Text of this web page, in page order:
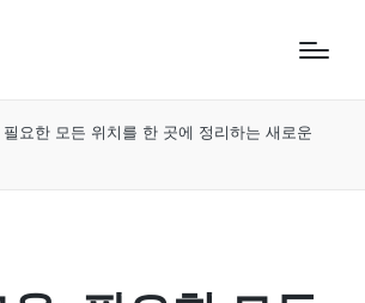
요한 모든 위치를 한 곳에 정리하는 새로운